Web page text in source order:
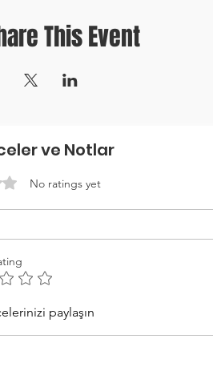
This Event
ve Notlar
stars. No ratings yet
paylaşın